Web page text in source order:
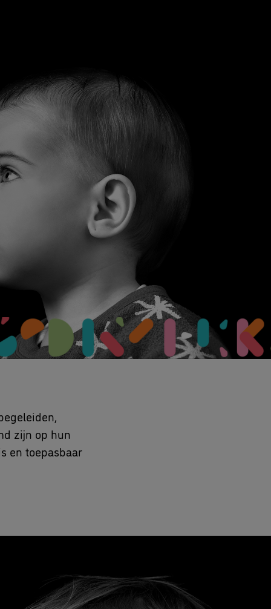
zijn op hun
en toepasbaar